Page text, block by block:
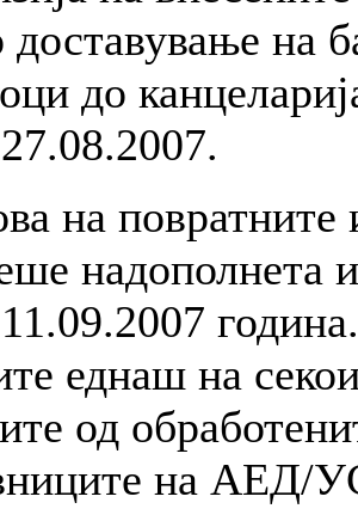
на
до
на
надополнета
еднаш на
од
на